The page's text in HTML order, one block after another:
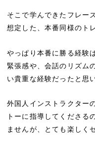
そこで学んできたフレー
想定した、本番同様のト
やっぱり本番に勝る経験
緊張感や、会話のリズム
い貴重な経験だったと思
外国人インストラクター
トーに指導してくださる
ませんが、とても楽しく